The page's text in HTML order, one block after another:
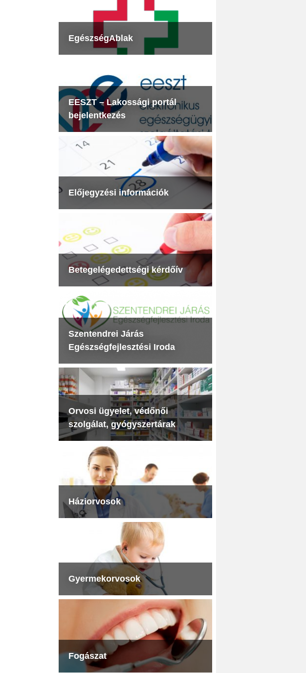
EgészségAblak
EESZT – Lakossági portál
bejelentkezés
Előjegyzési információk
Betegelégedettségi kérdőív
Szentendrei Járás
Egészségfejlesztési Iroda
Orvosi ügyelet, védőnői
szolgálat, gyógyszertárak
Háziorvosok
Gyermekorvosok
Fogászat